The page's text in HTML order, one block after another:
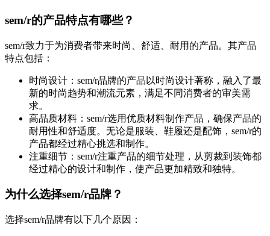
sem/r的产品特点有哪些？
sem/r致力于为消费者带来时尚、舒适、耐用的产品。其产品
特点包括：
时尚设计：sem/r品牌的产品以时尚设计著称，融入了最
新的时尚趋势和潮流元素，满足不同消费者的审美需
求。
高品质材料：sem/r选用优质材料制作产品，确保产品的
耐用性和舒适度。无论是服装、鞋履还是配饰，sem/r的
产品都经过精心挑选和制作。
注重细节：sem/r注重产品的细节处理，从剪裁到装饰都
经过精心的设计和制作，使产品更加精致和独特。
为什么选择sem/r品牌？
选择sem/r品牌有以下几个原因：